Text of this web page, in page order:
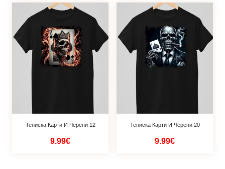
Тениска Карти И Черепи 12
9.99€
Тениска Карти И Черепи 20
9.99€